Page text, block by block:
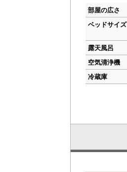
vi
o
u
s
部屋の広さ
ベッドサイズ
露天風呂
空気清浄機
冷蔵庫